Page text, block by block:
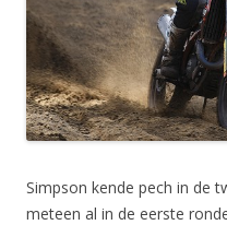
Simpson kende pech in de
meteen al in de eerste